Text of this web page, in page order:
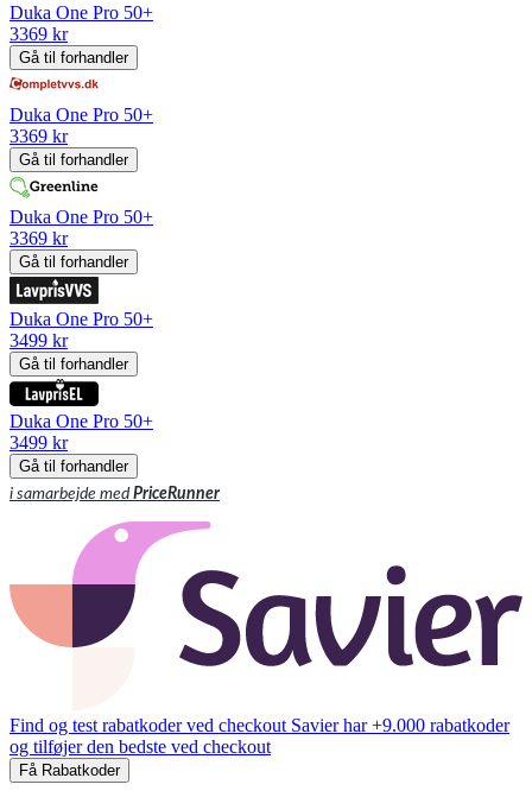
Duka One Pro 50+
3369 kr
Gå til forhandler
Duka One Pro 50+
3369 kr
Gå til forhandler
Duka One Pro 50+
3369 kr
Gå til forhandler
Duka One Pro 50+
3499 kr
Gå til forhandler
Duka One Pro 50+
3499 kr
Gå til forhandler
i samarbejde medPriceRunner
Find og test rabatkoder ved checkout Savier har +9.000 rabatkoder
og tilføjer den bedste ved checkout
Få Rabatkoder